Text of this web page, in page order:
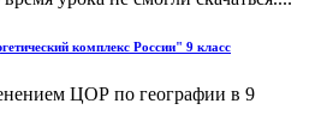
комплекс России" 9 класс
ЦОР по географии в 9